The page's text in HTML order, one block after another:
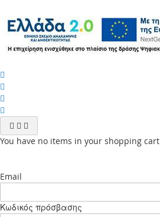
You have no items in your shopping cart
Email
Κωδικός πρόσβασης